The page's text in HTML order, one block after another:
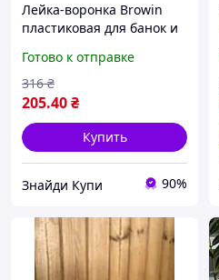
Лейка-воронка Browin
пластиковая для банок и
зеленая
Готово к отправке
205.40₴
316 ₴
Купить
Знайди Купи 90%